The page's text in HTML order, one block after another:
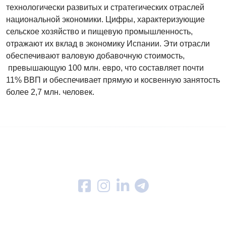
технологически развитых и стратегических отраслей
национальной экономики. Цифры, характеризующие
сельское хозяйство и пищевую промышленность,
отражают их вклад в экономику Испании. Эти отрасли
обеспечивают валовую добавочную стоимость,
превышающую 100 млн. евро, что составляет почти
11% ВВП и обеспечивает прямую и косвенную занятость
более 2,7 млн. человек.